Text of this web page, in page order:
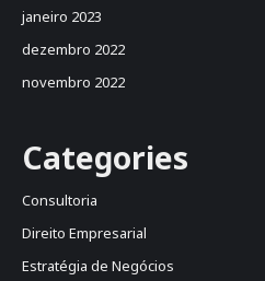
janeiro 2023
dezembro 2022
novembro 2022
Categories
Consultoria
Direito Empresarial
Estratégia de Negócios